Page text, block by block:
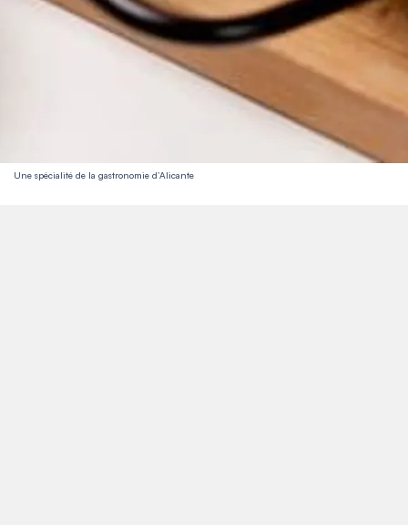
Une spécialité de la gastronomie d’Alicante